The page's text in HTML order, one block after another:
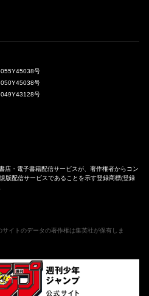
号
号
号
店・電子書籍配信サービスが、著作権者からコン
版配信サービスであることを示す登録商標(登録
サイトのデータの著作権は集英社が保有しま